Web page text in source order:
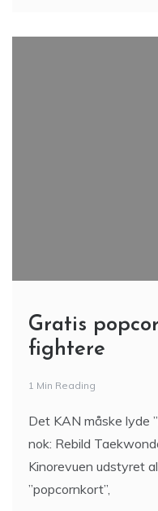
Gratis
fightere
1 Min Reading
Det KAN måske lyde
nok: Rebild
Kinorevuen udstyret
”popcornkort”,